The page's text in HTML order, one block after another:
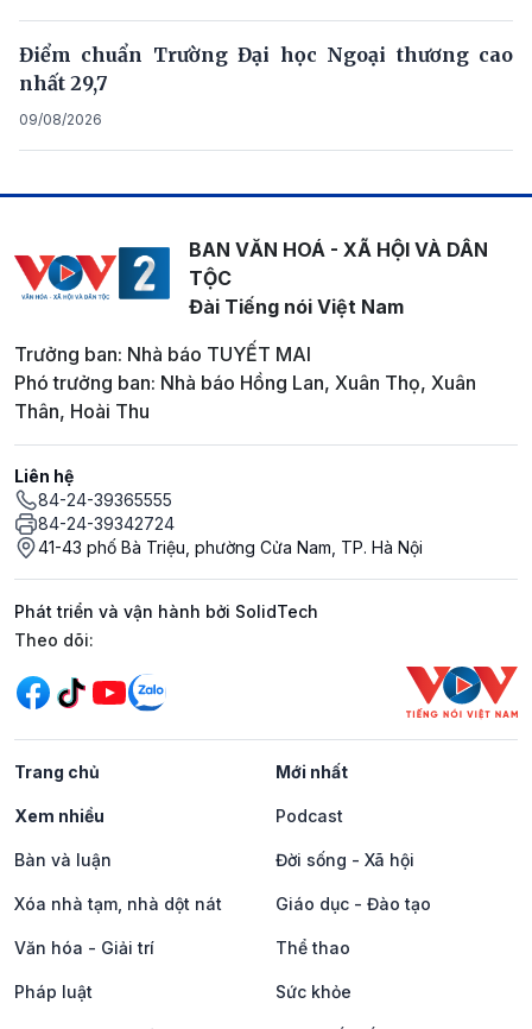
Điểm chuẩn Trường Đại học Ngoại thương cao
nhất 29,7
09/08/2026
BAN VĂN HOÁ - XÃ HỘI VÀ DÂN
TỘC
Đài Tiếng nói Việt Nam
Trưởng ban: Nhà báo TUYẾT MAI
Phó trưởng ban: Nhà báo Hồng Lan, Xuân Thọ, Xuân
Thân, Hoài Thu
Liên hệ
84-24-39365555
84-24-39342724
41-43 phố Bà Triệu, phường Cửa Nam, TP. Hà Nội
Phát triển và vận hành bởi SolidTech
Mạng xã hội
Theo dõi:
Trang chủ Mới nhất
Xem nhiều Podcast
Bàn và luận Đời sống - Xã hội
Xóa nhà tạm, nhà dột nát Giáo dục - Đào tạo
Văn hóa - Giải trí Thể thao
Pháp luật Sức khỏe